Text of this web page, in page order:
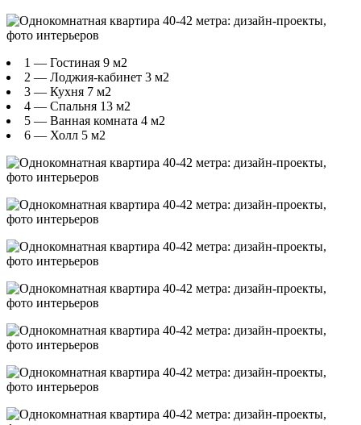
1 — Гостиная 9 м2
2 — Лоджия-кабинет 3 м2
3 — Кухня 7 м2
4 — Спальня 13 м2
5 — Ванная комната 4 м2
6 — Холл 5 м2